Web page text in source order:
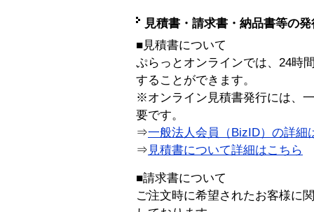
見積書・請求書・納品書等の
■見積書について
ぷらっとオンラインでは、24時
することができます。
※オンライン見積書発行には、
要です。
⇒一般法人会員（BizID）の詳細
⇒ 見積書について詳細はこちら
■請求書について
ご注文時に希望されたお客様に